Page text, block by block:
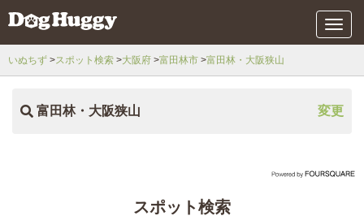
メ
ニ
いぬちず スポット検索 大阪府 富田林市 富田林・大阪狭山
富田林・大阪狭山 変更
スポット検索